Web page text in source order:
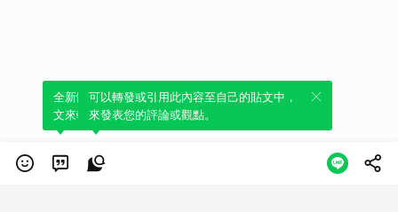
全新體驗！一鍵引用此內容，透過發布貼
文來輕鬆表達個人立場。
可以轉發或引用此內容至自己的貼文中，
來發表您的評論或觀點。